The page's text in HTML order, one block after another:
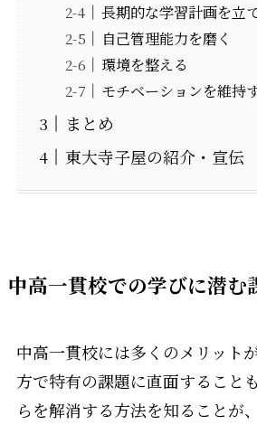
長期的な学習計画を立
自己管理能力を磨く
環境を整える
モチベーションを維持
まとめ
東大寺子屋の紹介・宣伝
中高一貫校での学びに潜む
中高一貫校には多くのメリット
方で特有の課題に直面すること
らを解消する方法を知ることが